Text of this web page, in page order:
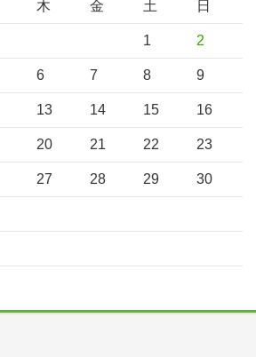
木 金 土 日
1 2
6 7 8 9
13 14 15 16
20 21 22 23
27 28 29 30